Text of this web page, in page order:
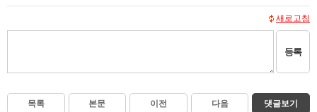
새로고침
등록
목록 본문 이전 다음 댓글보기